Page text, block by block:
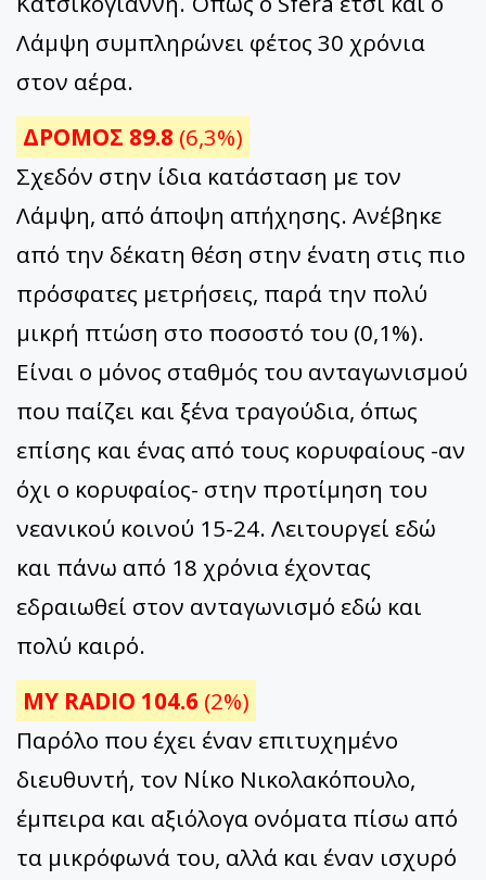
Λάμψη συμπληρώνει φέτος 30 χρόνια
στον αέρα.
ΔΡΟΜΟΣ 89.8 (6,3%)
Σχεδόν στην ίδια κατάσταση με τον
Λάμψη, από άποψη απήχησης. Ανέβηκε
από την δέκατη θέση στην ένατη στις πιο
πρόσφατες μετρήσεις, παρά την πολύ
μικρή πτώση στο ποσοστό του (0,1%).
Είναι ο μόνος σταθμός του ανταγωνισμού
που παίζει και ξένα τραγούδια, όπως
επίσης και ένας από τους κορυφαίους -αν
όχι ο κορυφαίος- στην προτίμηση του
νεανικού κοινού 15-24. Λειτουργεί εδώ
και πάνω από 18 χρόνια έχοντας
εδραιωθεί στον ανταγωνισμό εδώ και
πολύ καιρό.
MY RADIO 104.6 (2%)
Παρόλο που έχει έναν επιτυχημένο
διευθυντή, τον Νίκο Νικολακόπουλο,
έμπειρα και αξιόλογα ονόματα πίσω από
τα μικρόφωνά του, αλλά και έναν ισχυρό